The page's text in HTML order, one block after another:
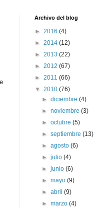
Archivo del blog
► 2016 (4)
► 2014 (12)
► 2013 (22)
► 2012 (67)
► 2011 (66)
▼ 2010 (76)
►diciembre(4)
►noviembre(3)
►octubre(5)
►septiembre(13)
►agosto(6)
►julio(4)
►junio(6)
►mayo(9)
►abril(9)
►marzo(4)